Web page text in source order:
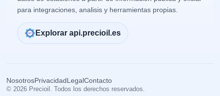
para integraciones, analisis y herramientas propias.
Explorar api.precioil.es
NosotrosPrivacidadLegalContacto
© 2026 Precioil. Todos los derechos reservados.